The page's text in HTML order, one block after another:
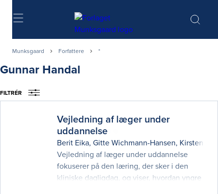
Søg
Munksgaard Forfattere *
Gunnar Handal
FILTRÉR
Vejledning af læger under
uddannelse
Berit Eika, Gitte Wichmann-Hansen, Kirsten
Vejledning af læger under uddannelse
fokuserer på den læring, der sker i den
kliniske dagligdag, og viser, hvordan yngre